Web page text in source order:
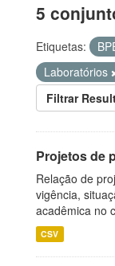
5
Etiquetas:
Laboratórios
Filtrar
Projetos de
Relação de
vigência,
acadêmica no
CSV